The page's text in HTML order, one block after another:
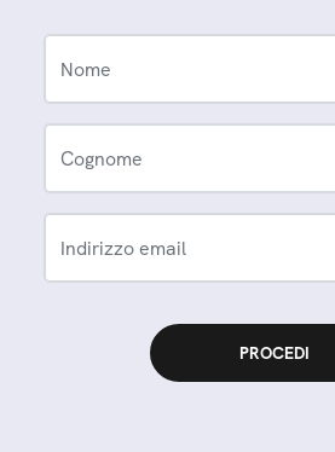
Nome
Cognome
Indirizzo email